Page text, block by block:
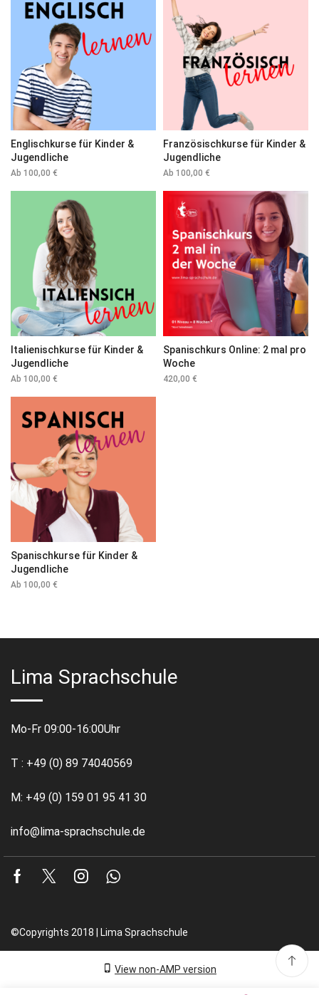
Englischkurse für Kinder &
Jugendliche
Ab 100,00 €
Französischkurse für Kinder &
Jugendliche
Ab 100,00 €
Italienischkurse für Kinder &
Jugendliche
Ab 100,00 €
Spanischkurs Online: 2 mal pro
Woche
420,00 €
Spanischkurse für Kinder &
Jugendliche
Ab 100,00 €
Lima Sprachschule
Mo-Fr 09:00-16:00Uhr
T : +49 (0) 89 74040569
M: +49 (0) 159 01 95 41 30
info@lima-sprachschule.de
Facebook
TwitterInstagram
©Copyrights 2018 | Lima Sprachschule
View non-AMP version